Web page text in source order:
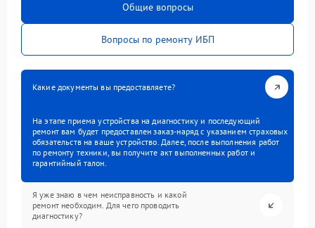
Общие вопросы
Вопросы по ремонту ИБП
Какие документы вы предоставляете?
На этапе приема устройства на диагностику и последующий
ремонт вам будет предоставлен заказ-наряд с указанием страховых
обязательств на ваше устройство. Далее, после выполнения работ
по ремонту техники, вы получите акт выполненных работ и
гарантийный талон.
Я уже знаю в чем неисправность и какой
ремонт необходим. Для чего проводить
диагностику?